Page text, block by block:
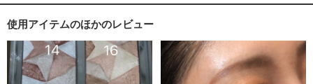
使用アイテムのほかのレビュー